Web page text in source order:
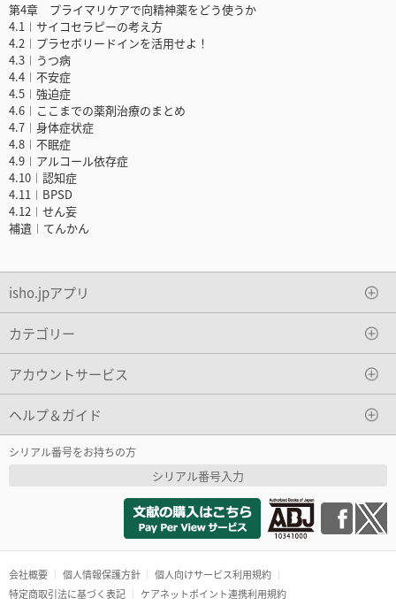
第4章 プライマリケアで向精神薬をどう使うか
4.1︱サイコセラピーの考え方
4.2︱プラセボリードインを活用せよ！
4.3︱うつ病
4.4︱不安症
4.5︱強迫症
4.6︱ここまでの薬剤治療のまとめ
4.7︱身体症状症
4.8︱不眠症
4.9︱アルコール依存症
4.10︱認知症
4.11︱BPSD
4.12︱せん妄
補遺︱てんかん
isho.jpアプリ
カテゴリー
アカウントサービス
ヘルプ＆ガイド
シリアル番号をお持ちの方
シリアル番号入力
会社概要 個人情報保護方針
個人向けサービス利用規約
特定商取引法に基づく表記
ケアネットポイント連携利用規約